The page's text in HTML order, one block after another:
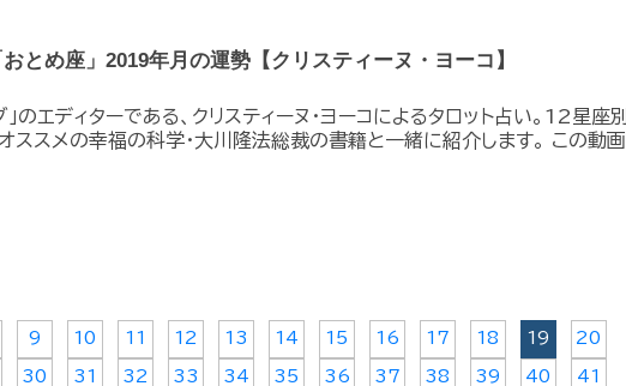
おとめ座」2019年月の運勢【クリスティーヌ・ヨーコ】
」のエディターである、クリスティーヌ・ヨーコによるタロット占い。12星座別
ススメの幸福の科学・大川隆法総裁の書籍と一緒に紹介します。 この動画
9 10 11 12 13 14 15 16 17 18 19 20
30 31 32 33 34 35 36 37 38 39 40 41